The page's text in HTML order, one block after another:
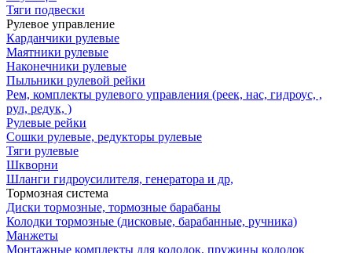
Тяги подвески
Рулевое управление
Карданчики рулевые
Маятники рулевые
Наконечники рулевые
Пыльники рулевой рейки
Рем, комплекты рулевого управления (реек, нас, гидроус, ,
рул, редук, )
Рулевые рейки
Сошки рулевые, редукторы рулевые
Тяги рулевые
Шкворни
Шланги гидроусилителя, генератора и др,
Тормозная система
Диски тормозные, тормозные барабаны
Колодки тормозные (дисковые, барабанные, ручника)
Манжеты
Монтажные комплекты для колодок, пружины колодок